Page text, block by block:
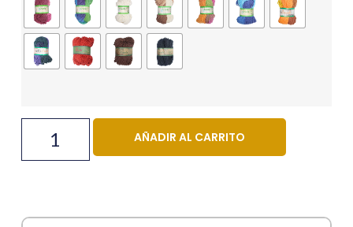
AÑADIR AL CARRITO